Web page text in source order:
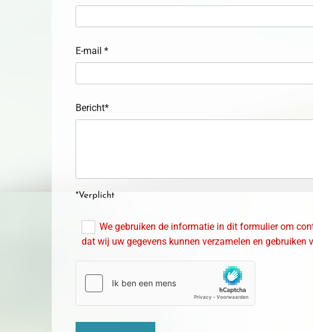
E-mail *
Bericht*
*Verplicht
We gebruiken de informatie in dit formulier om
dat wij uw gegevens kunnen verzamelen en gebruiken